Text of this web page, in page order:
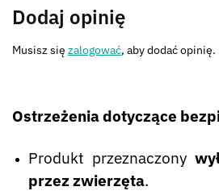
Dodaj opinię
Musisz się zalogować, aby dodać opinię.
Ostrzeżenia dotyczące
Produkt przeznaczony
przez zwierzęta.